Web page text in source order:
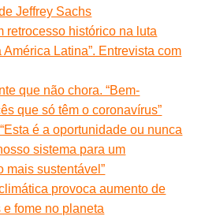
Jeffrey Sachs
retrocesso histórico na luta
América Latina”. Entrevista com
que não chora. “Bem-
que só têm o coronavírus”
é a oportunidade ou nunca
sistema para um
mais sustentável”
provoca aumento de
fome no planeta